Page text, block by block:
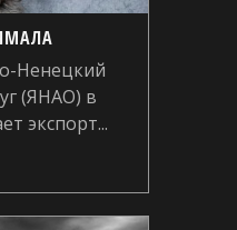
Ненецкий
(ЯНАО) в
экспорт...